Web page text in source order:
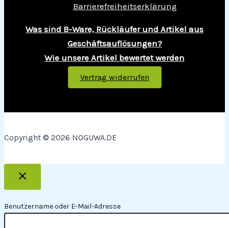
Barrierefreiheitserklärung
Was sind B-Ware, Rückläufer und Artikel aus
Geschäftsauflösungen?
Wie unsere Artikel bewertet werden
Vertrag widerrufen
Copyright © 2026 NOGUWA.DE
Benutzername oder E-Mail-Adresse